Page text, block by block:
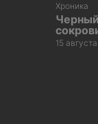
Хроника
15